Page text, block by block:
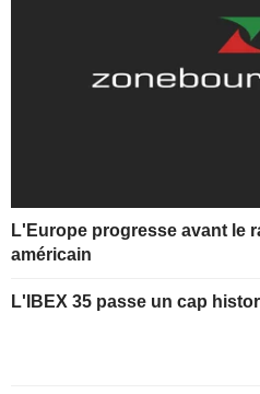
L'Europe progresse avant le
américain
L'IBEX 35 passe un cap